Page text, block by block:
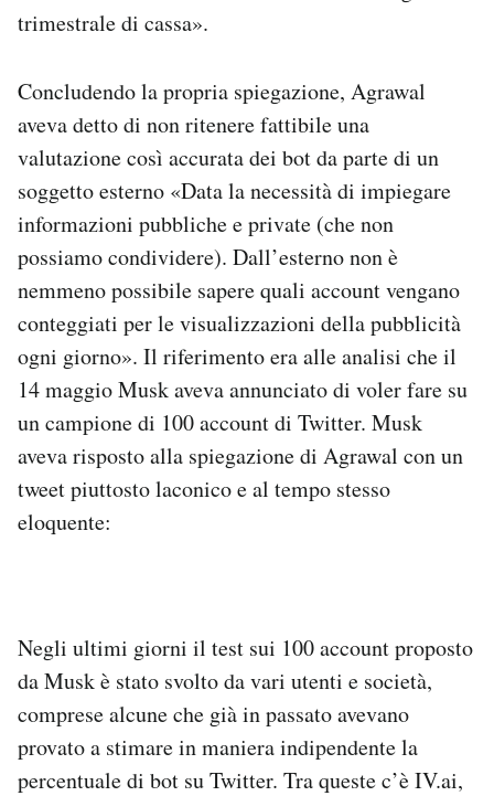
trimestrale di cassa».
Concludendo la propria spiegazione, Agrawal
aveva detto di non ritenere fattibile una
valutazione così accurata dei bot da parte di un
soggetto esterno «Data la necessità di impiegare
informazioni pubbliche e private (che non
possiamo condividere). Dall’esterno non è
nemmeno possibile sapere quali account vengano
conteggiati per le visualizzazioni della pubblicità
ogni giorno». Il riferimento era alle analisi che il
14 maggio Musk aveva annunciato di voler fare su
un campione di 100 account di Twitter. Musk
aveva risposto alla spiegazione di Agrawal con un
tweet piuttosto laconico e al tempo stesso
eloquente:
Negli ultimi giorni il test sui 100 account proposto
da Musk è stato svolto da vari utenti e società,
comprese alcune che già in passato avevano
provato a stimare in maniera indipendente la
percentuale di bot su Twitter. Tra queste c’è IV.ai,